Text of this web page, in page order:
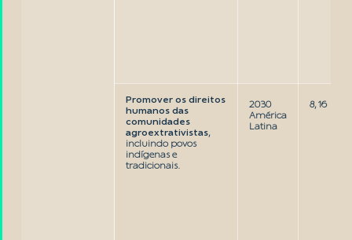
Promover os direitos
humanos das
comunidades
agroextrativistas,
incluindo povos
indígenas e
tradicionais.
2030
América
Latina
8, 16